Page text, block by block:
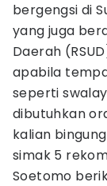
bergengsi di
yang juga
Daerah
apabila
seperti
dibutuhkan
kalian
simak 5
Soetomo